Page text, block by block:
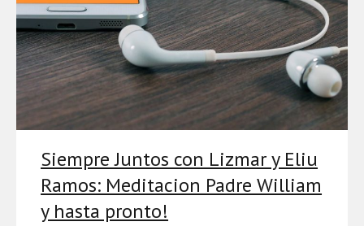
Siempre Juntos con Lizmar y Eliu
Ramos: Meditacion Padre William
y hasta pronto!